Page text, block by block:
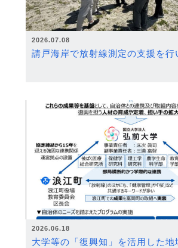
2026.07.08
請戸海岸で放射線測定の支援を行
2026.06.18
大学等の「復興知」を活用した地